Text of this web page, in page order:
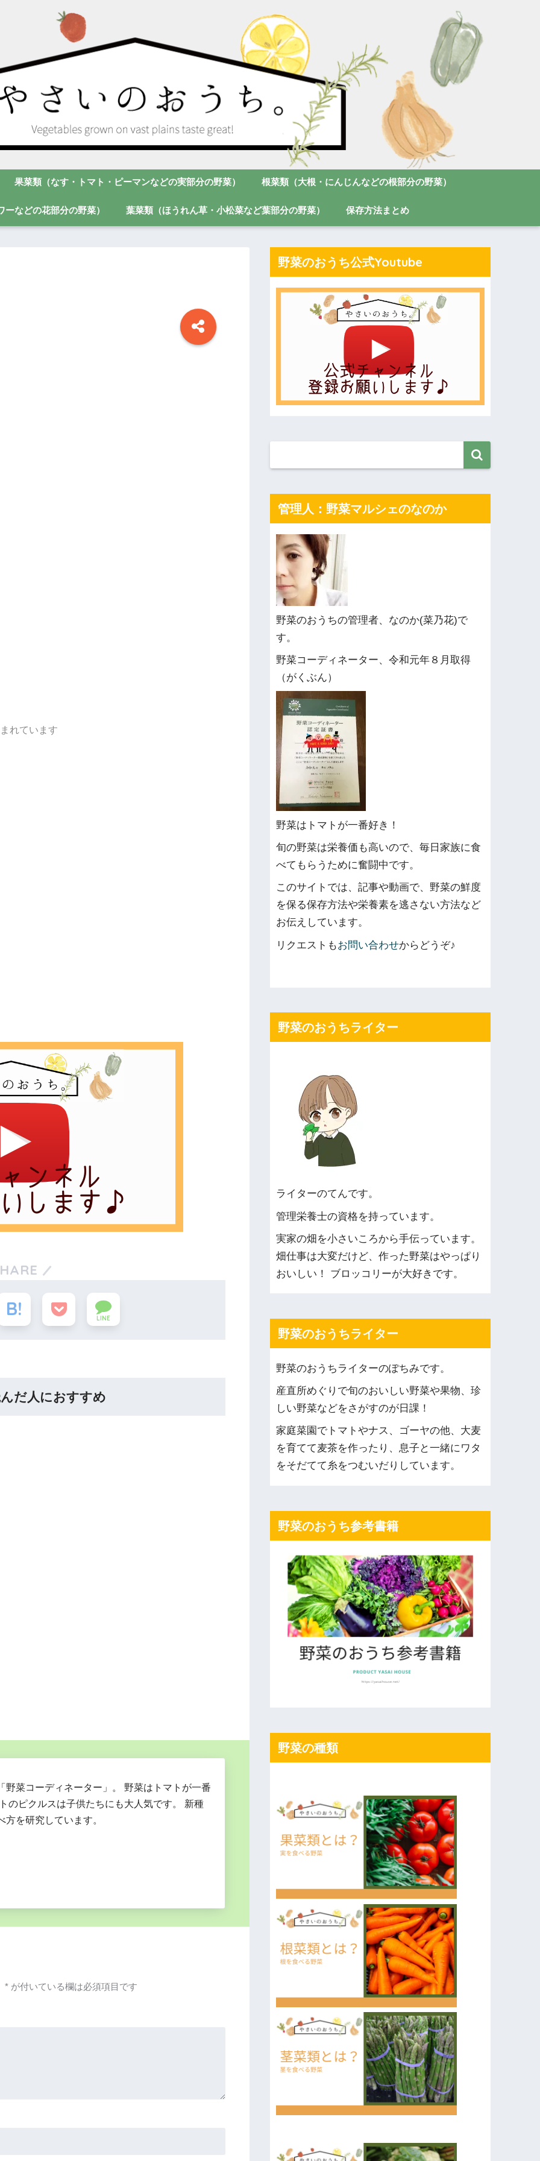
果菜類（なす・トマト・ピーマンなどの実部分の野菜） 根菜類（大根・にんじんなどの根部分の野菜）
などの花部分の野菜） 葉菜類（ほうれん草・小松菜など葉部分の野菜） 保存方法まとめ
れています
LINE
だ人におすすめ
野菜コーディネーター」。 野菜はトマトが一番
のピクルスは子供たちにも大人気です。 新種
方を研究しています。
* が付いている欄は必須項目です
野菜のおうち公式Youtube
管理人：野菜マルシェのなのか
野菜のおうちの管理者、なのか(菜乃花)で
す。
野菜コーディネーター、令和元年８月取得
（がくぶん）
野菜はトマトが一番好き！
旬の野菜は栄養価も高いので、毎日家族に食
べてもらうために奮闘中です。
このサイトでは、記事や動画で、野菜の鮮度
を保る保存方法や栄養素を逃さない方法など
お伝えしています。
リクエストもお問い合わせからどうぞ♪
野菜のおうちライター
ライターのてんです。
管理栄養士の資格を持っています。
実家の畑を小さいころから手伝っています。
畑仕事は大変だけど、作った野菜はやっぱり
おいしい！ ブロッコリーが大好きです。
野菜のおうちライター
野菜のおうちライターのぽちみです。
産直所めぐりで旬のおいしい野菜や果物、珍
しい野菜などをさがすのが日課！
家庭菜園でトマトやナス、ゴーヤの他、大麦
を育てて麦茶を作ったり、息子と一緒にワタ
をそだてて糸をつむいだりしています。
野菜のおうち参考書籍
野菜の種類